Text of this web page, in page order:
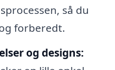
så du
forberedt.
og designs: